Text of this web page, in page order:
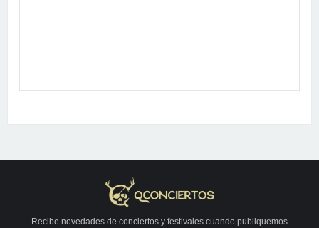
Recibe novedades de conciertos y festivales cuando publiquemos